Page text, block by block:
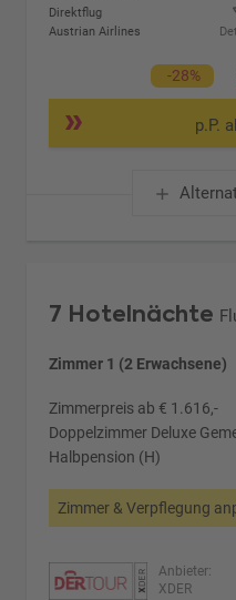
Direktflug
Austrian Airlines
-28%
p.P.
7 Hotelnächte
Zimmer 1 (2 Erwachsene)
Zimmerpreis ab € 1.616,-
Doppelzimmer Deluxe
Halbpension (H)
Zimmer & Verpflegung
Anbieter:
XDER